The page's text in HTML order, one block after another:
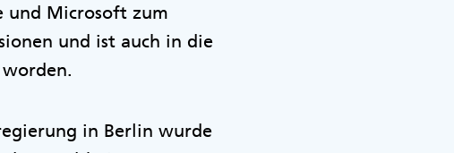
und Microsoft zum
und ist auch in die
in Berlin wurde